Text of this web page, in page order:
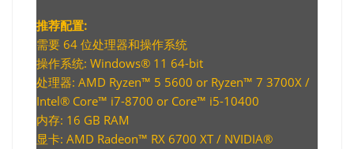
推荐配置:
需要 64 位处理器和操作系统
操作系统: Windows® 11 64-bit
处理器: AMD Ryzen™ 5 5600 or Ryzen™ 7 3700X /
Intel® Core™ i7-8700 or Core™ i5-10400
内存: 16 GB RAM
显卡: AMD Radeon™ RX 6700 XT / NVIDIA®